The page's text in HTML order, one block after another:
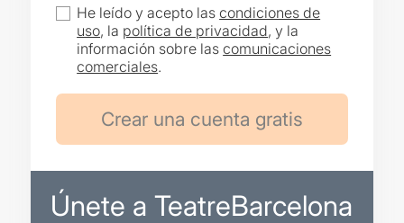
He leído y acepto lascondiciones de
uso, la política de privacidad, y la
información sobre lascomunicaciones
comerciales.
Únete a TeatreBarcelona